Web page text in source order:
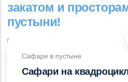
закатом и
пустыни!
Сафари в пустыне
Сафари на